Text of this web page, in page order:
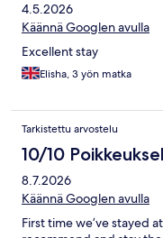
4.5.2026
Käännä Googlen avulla
Excellent stay
Elisha, 3 yön matka
Tarkistettu arvostelu
10/10
8.7.2026
Käännä Googlen avulla
First time we’ve stayed